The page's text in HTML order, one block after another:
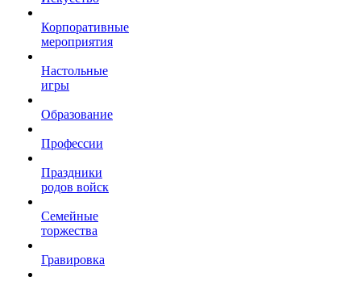
Корпоративные
мероприятия
Настольные
игры
Образование
Профессии
Праздники
родов войск
Семейные
торжества
Гравировка